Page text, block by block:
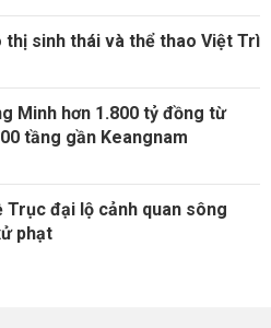
thị sinh thái và thể thao Việt Trì
Minh hơn 1.800 tỷ đồng từ
tầng gần Keangnam
đại lộ cảnh quan sông
phạt